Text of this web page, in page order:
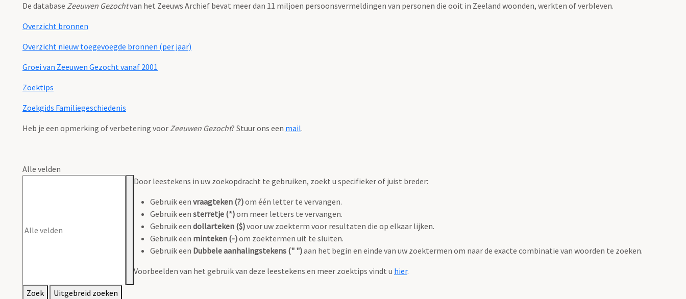
De database Zeeuwen Gezochtvan het Zeeuws Archief bevat meer dan 11 miljoen persoonsvermeldingen van personen die ooit in Zeeland woonden, werkten of verbleven.
Overzicht bronnen
Overzicht nieuw toegevoegde bronnen (per jaar)
Groei van Zeeuwen Gezocht vanaf 2001
Zoektips
Zoekgids Familiegeschiedenis
Heb je een opmerking of verbetering voorZeeuwen Gezocht? Stuur ons een mail.
Alle velden
Door leestekens in uw zoekopdracht te gebruiken, zoekt u specifieker of juist breder:
Gebruik een vraagteken (?)om één letter te vervangen.
Gebruik een sterretje (*)om meer letters te vervangen.
Gebruik een dollarteken ($)voor uw zoekterm voor resultaten die op elkaar lijken.
Gebruik een minteken (-)om zoektermen uit te sluiten.
Gebruik een Dubbele aanhalingstekens (" ")aan het begin en einde van uw zoektermen om naar de exacte combinatie van woorden te zoeken.
Voorbeelden van het gebruik van deze leestekens en meer zoektips vindt u hier.
Zoek Uitgebreid zoeken